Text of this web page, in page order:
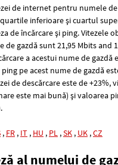
de internet pentru numele
inferioare și cuartul
de încărcare și ping. Vitezele
de gazdă sunt 21,95 Mbits and
a acestui nume de gazdă
pe acest nume de gazdă
de descărcare este de +23%,
este mai bună) și valoarea
, FR , IT , HU , PL ,SK , UK ,CZ
al numelui de